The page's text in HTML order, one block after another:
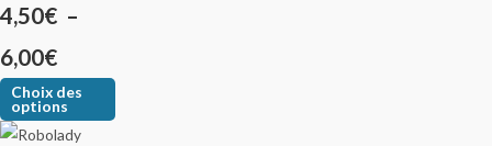
4,50€ –
6,00€
Choix des
options